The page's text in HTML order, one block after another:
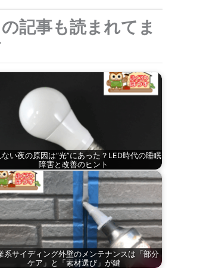
記事も読まれてま
い夜の原因は“光”にあった？LED時代の睡眠
障害と改善のヒント
系サイディング外壁のメンテナンスは「部分
ケア」と「素材選び」が鍵